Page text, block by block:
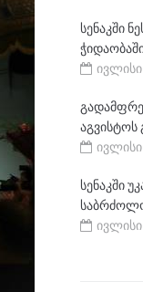
სენაკში
აგვისტოს
სენაკში